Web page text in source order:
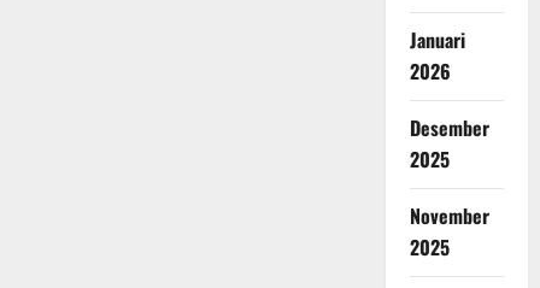
Januari
2026
Desember
2025
November
2025